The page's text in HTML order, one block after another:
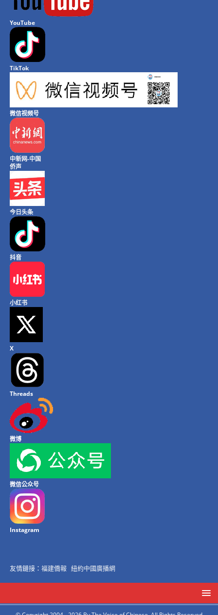
YouTube
TikTok
微信视频号
中新网-中国
侨声
今日头条
抖音
小红书
X
Threads
微博
微信公众号
Instagram
友情鏈接： 福建僑報 紐約中國廣播網